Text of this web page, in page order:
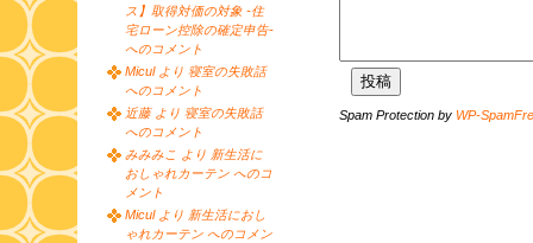
Spam Protection by WP-
ス】取得対価の対象 -住
宅ローン控除の確定申告-
へのコメント
Micul より 寝室の失敗話
へのコメント
近藤 より 寝室の失敗話
へのコメント
みみみこ より 新生活に
おしゃれカーテン へのコ
メント
Micul より 新生活におし
ゃれカーテン へのコメン